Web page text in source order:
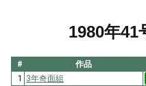
1980年41
# 作品
1
3年奇面組